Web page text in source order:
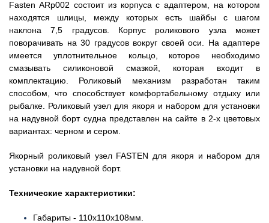
Fasten ARp002 состоит из корпуса с адаптером, на котором
находятся шлицы, между которых есть шайбы с шагом
наклона 7,5 градусов. Корпус роликового узла может
поворачивать на 30 градусов вокруг своей оси. На адаптере
имеется уплотнительное кольцо, которое необходимо
смазывать силиконовой смазкой, которая входит в
комплектацию. Роликовый механизм разработан таким
способом, что способствует комфортабельному отдыху или
рыбалке. Роликовый узел для якоря и набором для установки
на надувной борт судна представлен на сайте в 2-х цветовых
вариантах: черном и сером.
Якорный роликовый узел FASTEN для якоря и набором для
установки на надувной борт.
Технические характеристики:
Габариты - 110х110х108мм.